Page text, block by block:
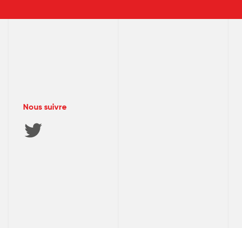
Nous suivre